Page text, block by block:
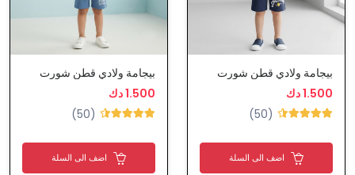
بيجامة ولادي قطن شورت
1.500 دك
(50)
اضف الى السلة
بيجامة ولادي قطن شورت
1.500 دك
(50)
اضف الى السلة